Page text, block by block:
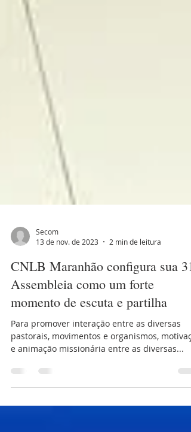
13 de nov. de 2023
2 min de leitura
CNLB Maranhão configura sua 31ª
Assembleia como um forte
momento de escuta e partilha
Para promover interação entre as diversas
e animação missionária entre as diversas...